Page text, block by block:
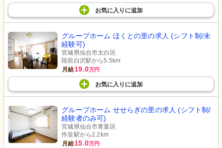
お気に入り に追加
グループホーム ほくとの里の求人 (シフト制/未
経験可)
宮城県仙台市太白区
陸前白沢駅から5.5km
月給19.0万円
お気に入り に追加
グループホーム せせらぎの里の求人 (シフト制/
経験者のみ可)
宮城県仙台市青葉区
作並駅から2.2km
月給15.0万円